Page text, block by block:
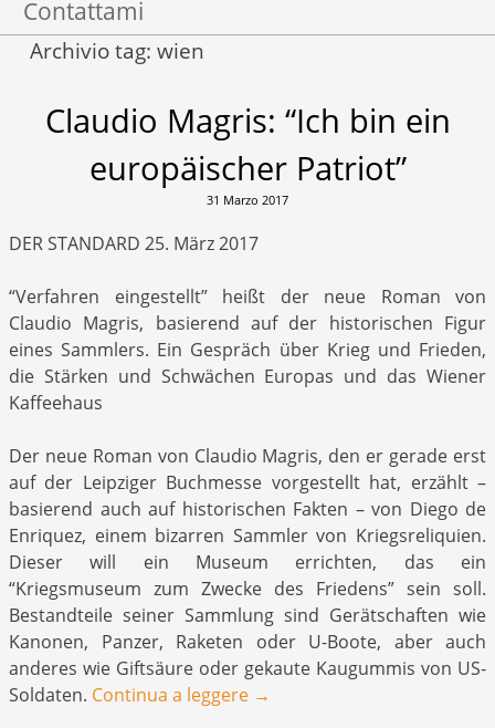
Contattami
Archivio tag:wien
Claudio Magris: “Ich bin ein
europäischer Patriot”
31 Marzo 2017
DER STANDARD 25. März 2017
“Verfahren eingestellt” heißt der neue Roman von
Claudio Magris, basierend auf der historischen Figur
eines Sammlers. Ein Gespräch über Krieg und Frieden,
die Stärken und Schwächen Europas und das Wiener
Kaffeehaus
Der neue Roman von Claudio Magris, den er gerade erst
auf der Leipziger Buchmesse vorgestellt hat, erzählt –
basierend auch auf historischen Fakten – von Diego de
Enriquez, einem bizarren Sammler von Kriegsreliquien.
Dieser will ein Museum errichten, das ein
“Kriegsmuseum zum Zwecke des Friedens” sein soll.
Bestandteile seiner Sammlung sind Gerätschaften wie
Kanonen, Panzer, Raketen oder U-Boote, aber auch
anderes wie Giftsäure oder gekaute Kaugummis von US-
Soldaten. Continua a leggere →